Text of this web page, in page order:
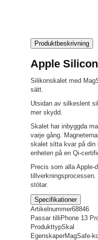
Produktbeskrivning
Apple
Silikonskalet med
sätt.
Utsidan av silkeslent
mer skydd.
Skalet har inbyggda
varje gång.
skalet sitta kvar på din
enheten på en Qi-
Precis som alla Apple-
stötar.
Specifikationer
Artikelnummer68846
Passar till iPhone 13
ProdukttypSkal
EgenskaperMagSafe-